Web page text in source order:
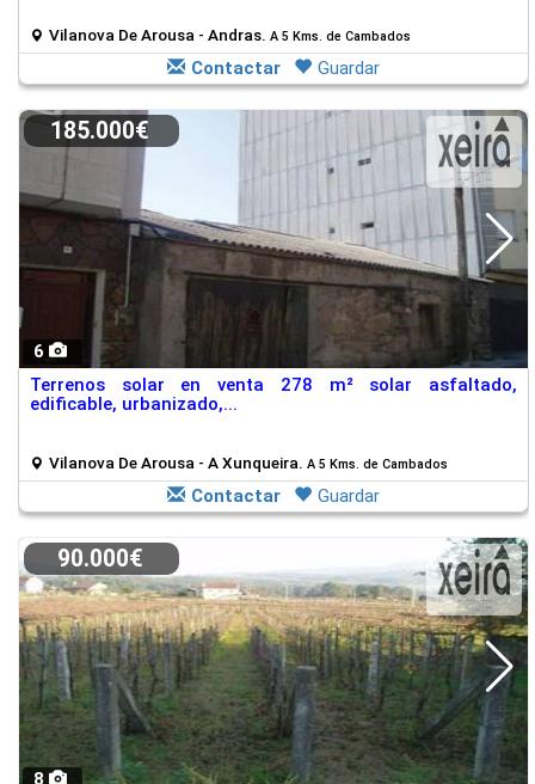
Vilanova De Arousa - Andras. A 5 Kms. de Cambados
Contactar Guardar
6
185.000€
Terrenos solar en venta 278 m² solar asfaltado,
edificable, urbanizado,...
Vilanova De Arousa - A Xunqueira. A 5 Kms. de Cambados
Contactar Guardar
8
90.000€